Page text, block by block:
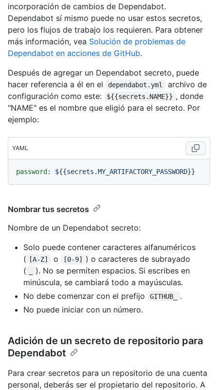
incorporación de cambios de Dependabot.
Dependabot sí mismo puede no usar estos secretos,
pero los flujos de trabajo los requieren. Para obtener
más información, vea Solución de problemas de
Dependabot en acciones de GitHub.
Después de agregar un Dependabot secreto, puede
hacer referencia a él en el
dependabot.yml
archivo de
configuración como este:
${{secrets.NAME}} , donde
"NAME" es el nombre que eligió para el secreto. Por
ejemplo:
YAML
password: ${{secrets.MY_ARTIFACTORY_PASSWORD}}
Nombrar tus secretos
Nombre de un Dependabot secreto:
Solo puede contener caracteres alfanuméricos
( [A-Z] o [0-9] ) o caracteres de subrayado
(
). No se permiten espacios. Si escribes en
minúscula, se cambiará todo a mayúsculas.
No debe comenzar con el prefijo
GITHUB_
.
No puede iniciar con un número.
Adición de un secreto de repositorio para
Dependabot
Para crear secretos para un repositorio de una cuenta
personal, deberás ser el propietario del repositorio. A